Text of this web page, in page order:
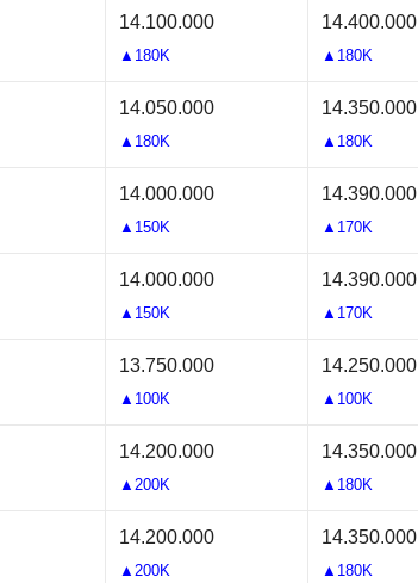
14.100.000
▲180K
14.400.000
▲180K
14.050.000
▲180K
14.350.000
▲180K
14.000.000
▲150K
14.390.000
▲170K
14.000.000
▲150K
14.390.000
▲170K
13.750.000
▲100K
14.250.000
▲100K
14.200.000
▲200K
14.350.000
▲180K
14.200.000
▲200K
14.350.000
▲180K